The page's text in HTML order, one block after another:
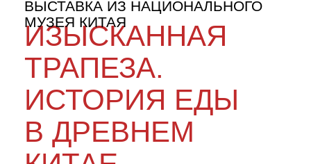
.
.
.
11 04 2025
— 17 08
2025
ИСТОРИЯ ЕДЫ
В ДРЕВНЕМ
КИТАЕ
Купить
билет